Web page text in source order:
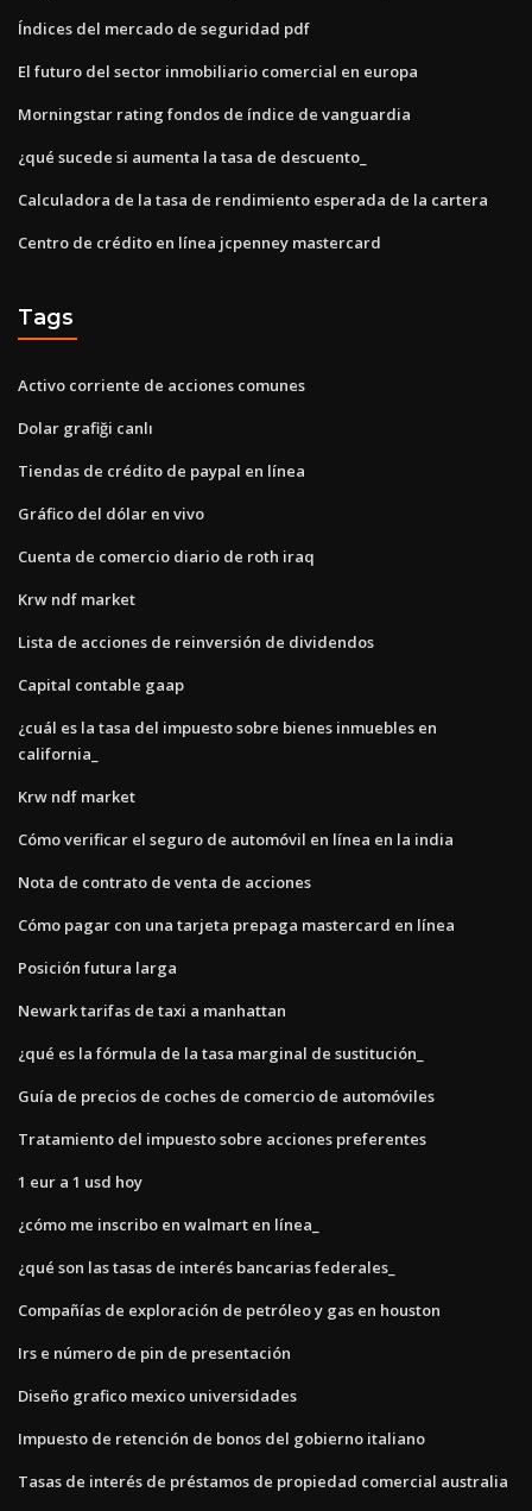
Índices del mercado de seguridad pdf
El futuro del sector inmobiliario comercial en europa
Morningstar rating fondos de índice de vanguardia
¿qué sucede si aumenta la tasa de descuento_
Calculadora de la tasa de rendimiento esperada de la cartera
Centro de crédito en línea jcpenney mastercard
Tags
Activo corriente de acciones comunes
Dolar grafiği canlı
Tiendas de crédito de paypal en línea
Gráfico del dólar en vivo
Cuenta de comercio diario de roth iraq
Krw ndf market
Lista de acciones de reinversión de dividendos
Capital contable gaap
¿cuál es la tasa del impuesto sobre bienes inmuebles en
california_
Krw ndf market
Cómo verificar el seguro de automóvil en línea en la india
Nota de contrato de venta de acciones
Cómo pagar con una tarjeta prepaga mastercard en línea
Posición futura larga
Newark tarifas de taxi a manhattan
¿qué es la fórmula de la tasa marginal de sustitución_
Guía de precios de coches de comercio de automóviles
Tratamiento del impuesto sobre acciones preferentes
1 eur a 1 usd hoy
¿cómo me inscribo en walmart en línea_
¿qué son las tasas de interés bancarias federales_
Compañías de exploración de petróleo y gas en houston
Irs e número de pin de presentación
Diseño grafico mexico universidades
Impuesto de retención de bonos del gobierno italiano
Tasas de interés de préstamos de propiedad comercial australia